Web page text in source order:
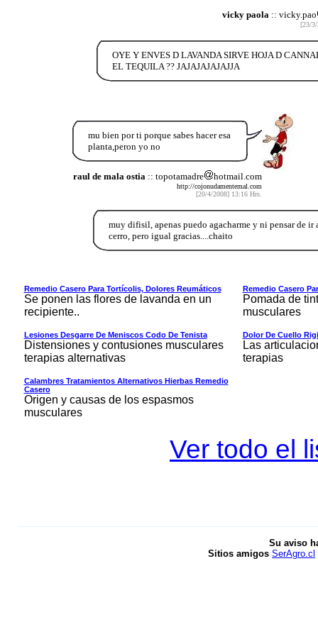
vicky paola :: vicky.pao
[23/
OYE Y ENVES D LAVANDA SIRVE HOJA D
EL TEQUILA ?? JAJAJAJAJAJJA
mu bien por ti porque sabes hacer esa
planta,peron yo no
raul de mala ostia :: topotamadre hotmail.com
http://cojonudamentemal.com
[20/4/2008] 13:16 Hrs.
muy difisil, apenas puedo agacharme y ni pensar de ir
cerro, pero igual gracias....chaito
Remedio Casero Para Tortícolis, Dolores Reumáticos
Se ponen las flores de lavanda en un
recipiente..
Remedio Casero
Pomada de
musculares
Lesiones Desgarre De Meniscos Codo De Tenista
Distensiones y contusiones musculares
terapias alternativas
Dolor De Cuello
Las
terapias
Calambres Tratamientos Alternativos Hierbas Remedio
Casero
Origen y causas de los espasmos
musculares
Ver todo el
Su aviso
Sitios amigos SerAgro.cl